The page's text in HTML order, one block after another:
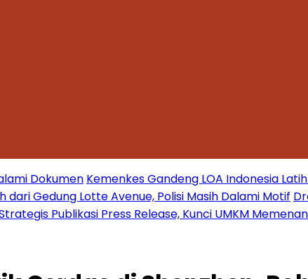
Dokumen Kemenkes Gandeng LOA Indonesia
Gedung Lotte Avenue, Polisi Masih Dalami Motif
Publikasi Press Release, Kunci UMKM